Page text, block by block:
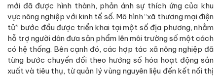
mới đã được hình thành, phản ánh sự thích ứng của khu
vực nông nghiệp với kinh tế số. Mô hình “xã thương mại điện
tử” bước đầu được triển khai tại một số địa phương, nhằm
hỗ trợ người dân đưa sản phẩm lên môi trường số một cách
có hệ thống. Bên cạnh đó, các hợp tác xã nông nghiệp đã
từng bước chuyển đổi theo hướng số hóa hoạt động sản
xuất và tiêu thụ, từ quản lý vùng nguyên liệu đến kết nối thị